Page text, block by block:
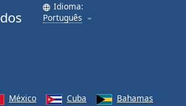
Idioma:
Português
México Cuba
Bahamas